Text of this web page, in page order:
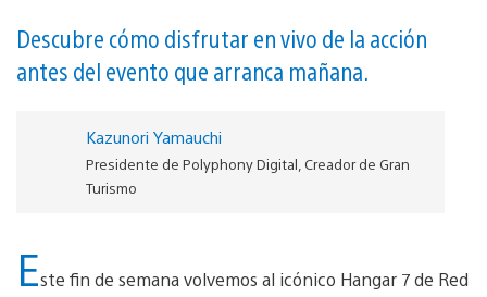
Descubre cómo disfrutar en vivo de la acción
antes del evento que arranca mañana.
Kazunori Yamauchi
Presidente de Polyphony Digital, Creador de Gran
Turismo
Este fin de semana volvemos al icónico Hangar 7 de Red